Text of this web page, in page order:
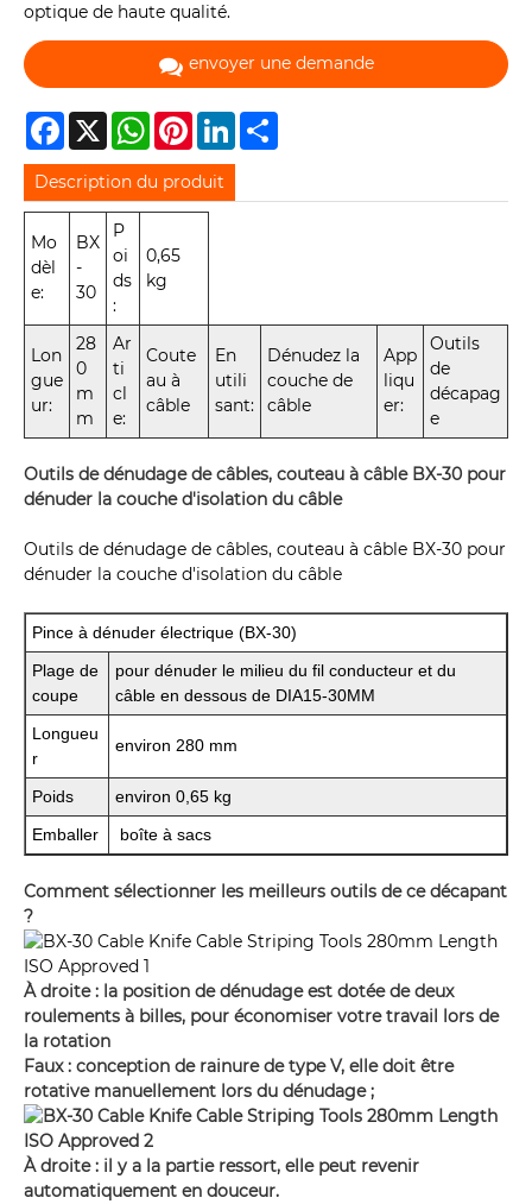
optique de haute qualité.
envoyer une demande
Facebook
X WhatsAppPinterestLinkedIn
Description du produit
Mo
dèl
e:
BX
-
30
P
oi
ds
:
0,65
kg
Lon
gue
ur:
28
0
m
m
Ar
ti
cl
e:
Coute
au à
câble
En
utili
sant:
Dénudez la
couche de
câble
App
liqu
er:
Outils
de
décapag
e
Outils de dénudage de câbles, couteau à câble BX-30 pour
dénuder la couche d'isolation du câble
Outils de dénudage de câbles, couteau à câble BX-30 pour
dénuder la couche d'isolation du câble
Pince à dénuder électrique (BX-30)
Plage de
coupe
pour dénuder le milieu du fil conducteur et du
câble en dessous de DIA15-30MM
Longueu
r
environ 280 mm
Poids
environ 0,65 kg
Emballer
boîte à sacs
Comment sélectionner les meilleurs outils de ce décapant
?
À droite : la position de dénudage est dotée de deux
roulements à billes, pour économiser votre travail lors de
la rotation
Faux : conception de rainure de type V, elle doit être
rotative manuellement lors du dénudage ;
À droite : il y a la partie ressort, elle peut revenir
automatiquement en douceur.